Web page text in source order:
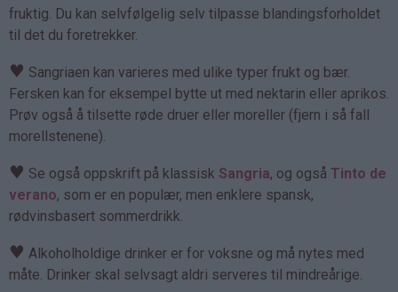
fruktig. Du kan selvfølgelig selv tilpasse blandingsforholdet
til det du foretrekker.
♥ Sangriaen kan varieres med ulike typer frukt og bær.
Fersken kan for eksempel bytte ut med nektarin eller aprikos.
Prøv også å tilsette røde druer eller moreller (fjern i så fall
morellstenene).
♥ Se også oppskrift på klassisk Sangria, og også Tinto de
verano, som er en populær, men enklere spansk,
rødvinsbasert sommerdrikk.
♥ Alkoholholdige drinker er for voksne og må nytes med
måte. Drinker skal selvsagt aldri serveres til mindreårige.